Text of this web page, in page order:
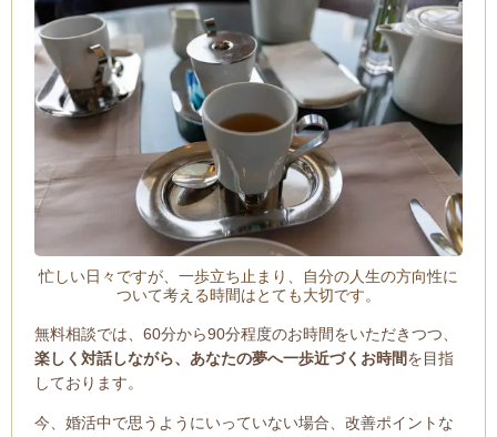
忙しい日々ですが、一歩立ち止まり、自分の人生の方向性に
ついて考える時間はとても大切です。
無料相談では、60分から90分程度のお時間をいただきつつ、
楽しく対話しながら、あなたの夢へ一歩近づくお時間を目指
しております。
今、婚活中で思うようにいっていない場合、改善ポイントな